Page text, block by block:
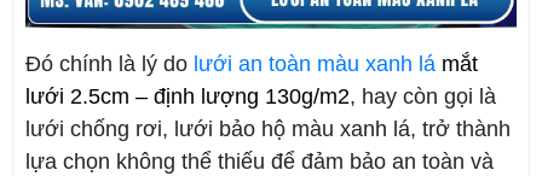
Đó chính là lý do lưới an toàn màu xanh lá mắt
lưới 2.5cm – định lượng 130g/m2, hay còn gọi là
lưới chống rơi, lưới bảo hộ màu xanh lá, trở thành
lựa chọn không thể thiếu để đảm bảo an toàn và